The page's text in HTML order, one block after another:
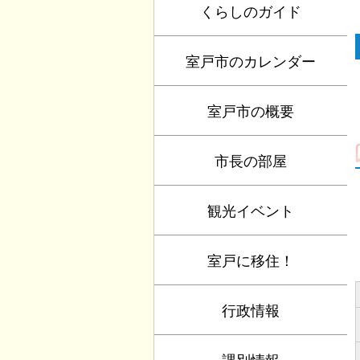
くらしのガイド
室戸市のカレンダー
室戸市の概要
市長の部屋
観光イベント
室戸に移住！
行政情報